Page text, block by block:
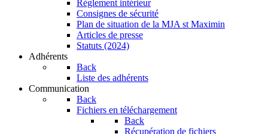
Règlement intérieur
Consignes de sécurité
Plan de situation de la MJA st Maximin
Articles de presse
Statuts (2024)
Adhérents
Back
Liste des adhérents
Communication
Back
Fichiers en téléchargement
Back
Récupération de fichiers